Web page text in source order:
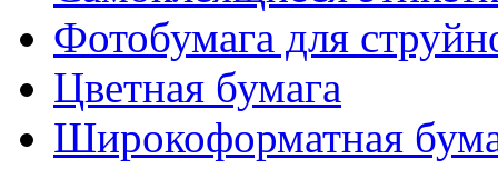
Фотобумага для
Цветная бумага
Широкоформатная